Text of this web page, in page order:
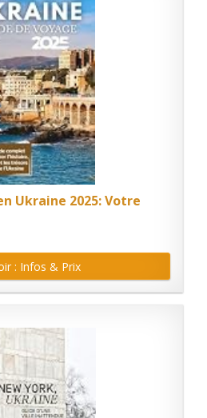
Ukraine 2025: Votre
: Infos & Prix